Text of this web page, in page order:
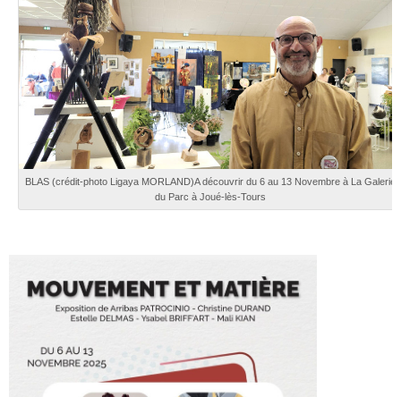
BLAS (crédit-photo Ligaya MORLAND)A découvrir du 6 au 13 Novembre à La Galerie
du Parc à Joué-lès-Tours